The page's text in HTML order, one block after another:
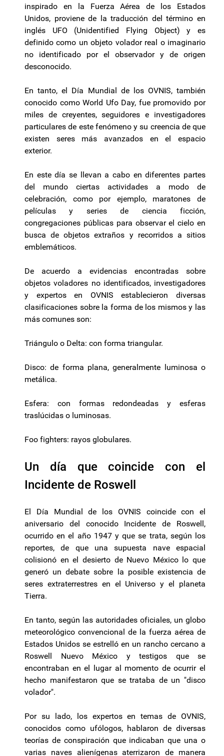
inspirado en la Fuerza Aérea de los Estados
Unidos, proviene de la traducción del término en
inglés UFO (Unidentified Flying Object) y es
definido como un objeto volador real o imaginario
no identificado por el observador y de origen
desconocido.
En tanto, el Día Mundial de los OVNIS, también
conocido como World Ufo Day, fue promovido por
miles de creyentes, seguidores e investigadores
particulares de este fenómeno y su creencia de que
existen seres más avanzados en el espacio
exterior.
En este día se llevan a cabo en diferentes partes
del mundo ciertas actividades a modo de
celebración, como por ejemplo, maratones de
películas y series de ciencia ficción,
congregaciones públicas para observar el cielo en
busca de objetos extraños y recorridos a sitios
emblemáticos.
De acuerdo a evidencias encontradas sobre
objetos voladores no identificados, investigadores
y expertos en OVNIS establecieron diversas
clasificaciones sobre la forma de los mismos y las
más comunes son:
Triángulo o Delta: con forma triangular.
Disco: de forma plana, generalmente luminosa o
metálica.
Esfera: con formas redondeadas y esferas
traslúcidas o luminosas.
Foo fighters: rayos globulares.
Un día que coincide con el
Incidente de Roswell
El Día Mundial de los OVNIS coincide con el
aniversario del conocido Incidente de Roswell,
ocurrido en el año 1947 y que se trata, según los
reportes, de que una supuesta nave espacial
colisionó en el desierto de Nuevo México lo que
generó un debate sobre la posible existencia de
seres extraterrestres en el Universo y el planeta
Tierra.
En tanto, según las autoridades oficiales, un globo
meteorológico convencional de la fuerza aérea de
Estados Unidos se estrelló en un rancho cercano a
Roswell Nuevo México y testigos que se
encontraban en el lugar al momento de ocurrir el
hecho manifestaron que se trataba de un "disco
volador".
Por su lado, los expertos en temas de OVNIS,
conocidos como ufólogos, hablaron de diversas
teorías de conspiración que indicaban que una o
varias naves alienígenas aterrizaron de manera